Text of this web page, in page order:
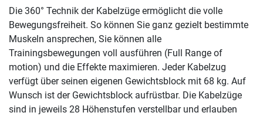
Die 360° Technik der Kabelzüge ermöglicht die volle
Bewegungsfreiheit. So können Sie ganz gezielt bestimmte
Muskeln ansprechen, Sie können alle
Trainingsbewegungen voll ausführen (Full Range of
motion) und die Effekte maximieren. Jeder Kabelzug
verfügt über seinen eigenen Gewichtsblock mit 68 kg. Auf
Wunsch ist der Gewichtsblock aufrüstbar. Die Kabelzüge
sind in jeweils 28 Höhenstufen verstellbar und erlauben